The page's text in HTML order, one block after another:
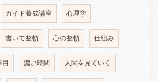
ガイド養成講座 心理学
書いて整頓 心の整頓 仕組み
目 濃い時間 人間を見ていく